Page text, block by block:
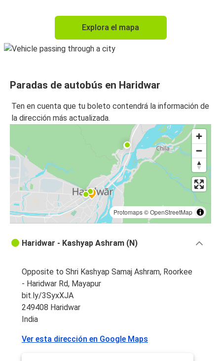
Explora el mapa
Paradas de autobús en Haridwar
Ten en cuenta que tu boleto contendrá la información de
la dirección más actualizada.
Protomaps©OpenStreetMap
Haridwar - Kashyap Ashram (N)
Opposite to Shri Kashyap Samaj Ashram, Roorkee
- Haridwar Rd, Mayapur
bit.ly/3SyxXJA
249408 Haridwar
India
Ver esta dirección en Google Maps